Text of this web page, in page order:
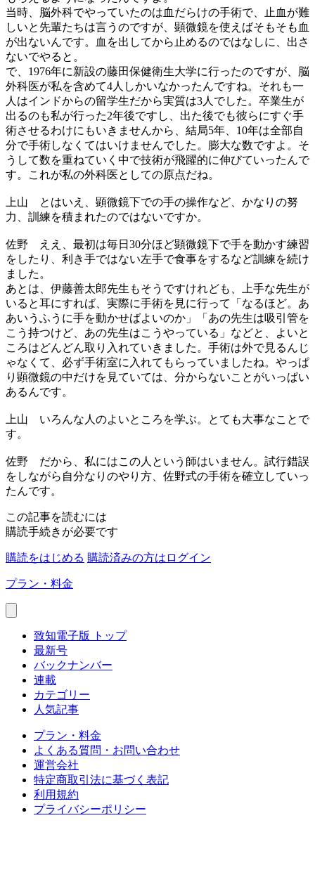
当時、脳外科でやっていたのは血だらけの手術で、止血が難
しいと先輩たちは言うのですが、顕微鏡を使えばそもそも血
が出ないんです。血を出してから止めるのではなしに、出さ
ないでやると。
で、1976年に新設の藤田保健衛生大学に行ったのですが、脳
外科医が私を含めて4人しかいなかったんですね。それも一
人はインドからの留学生だから実質は3人でした。卒業生が
出るのも私が行った2年後ですし、出た後でも彼らにすぐ手
術させるわけにもいきませんから、結局5年、10年は全部自
分で手術しなくてはいけませんでした。膨大な数ですよ。そ
うして数を重ねていく中で技術が飛躍的に伸びていったんで
す。これが私の外科医としての原点だね。
上山 とはいえ、顕微鏡下での手の操作など、かなりの努
力、訓練を積まれたのではないですか。
佐野 ええ、最初は毎日30分ほど顕微鏡下で手を動かす練習
をしたり、利き手ではない左手で食事をするなど訓練を続け
ました。
あとは、伊藤善太郎先生もそうですけれども、上手な先生が
いると耳にすれば、実際に手術を見に行って「なるほど。あ
あいうふうに手を動かせばよいのか」「あの先生は吸引管を
こう持つけど、あの先生はこうやっている」などと、よいと
ころはどんどん取り入れていきました。手術は外で見るんじ
ゃなくて、必ず手術室に入れてもらっていましたね。やっぱ
り顕微鏡の中だけを見ていては、分からないことがいっぱい
あるんです。
上山 いろんな人のよいところを学ぶ。とても大事なことで
す。
佐野 だから、私にはこの人という師はいません。試行錯誤
をしながら自分なりのやり方、佐野式の手術を確立していっ
たんです。
この記事を読むには
購読手続きが必要です
購読をはじめる 購読済みの方はログイン
プラン・料金
致知電子版 トップ
最新号
バックナンバー
連載
カテゴリー
人気記事
プラン・料金
よくある質問・お問い合わせ
運営会社
特定商取引法に基づく表記
利用規約
プライバシーポリシー